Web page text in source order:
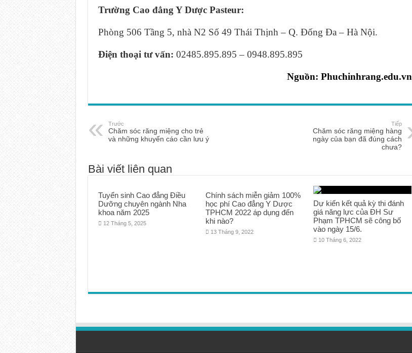
Trường Cao đẳng Y Dược Pasteur:
Phòng 506 Tầng 5, nhà N2 Số 49 Thái Thịnh – Q. Đống Đa – Hà Nội.
Điện thoại tư vấn: 02485.895.895 – 0948.895.895
Nguồn: Phuchinhrang.edu.vn
Trước
Chăm sóc răng miệng cho trẻ
và những khuyến cáo cần lưu ý
Tiếp
Chăm sóc răng miệng hàng
ngày của bạn đã đúng cách
chưa?
Bài viết liên quan
Tuyển sinh Cao đẳng Điều
Dưỡng chuyên ngành Nha
khoa năm 2025
12 Tháng 5, 2025
Chính sách miễn giảm 100%
học phí Cao đẳng Y Dược
TPHCM 2022 áp dụng đến
khi nào?
13 Tháng 9, 2022
Dự kiến kết quả kỳ thi đánh
giá năng lực của ĐH Sư
Phạm TPHCM sẽ công bố
vào ngày 15/6.
10 Tháng 6, 2022